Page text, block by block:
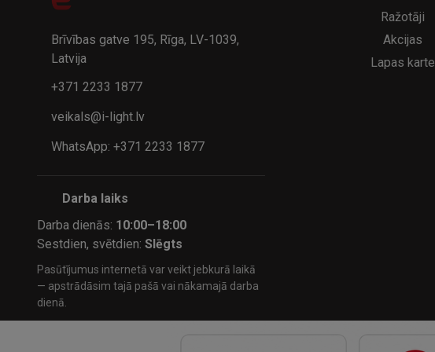
32.95€
29.95€
Brīvības gatve 195, Rīga, LV-1039,
Latvija
+371 2233 1877
veikals@i-light.lv
WhatsApp: +371 2233 1877
Darba laiks
Darba dienās: 10:00–18:00
Sestdien, svētdien:Slēgts
Pasūtījumus internetā var veikt jebkurā laikā
— apstrādāsim tajā pašā vai nākamajā darba
dienā.
Ražotāji
Akcijas
Lapas karte